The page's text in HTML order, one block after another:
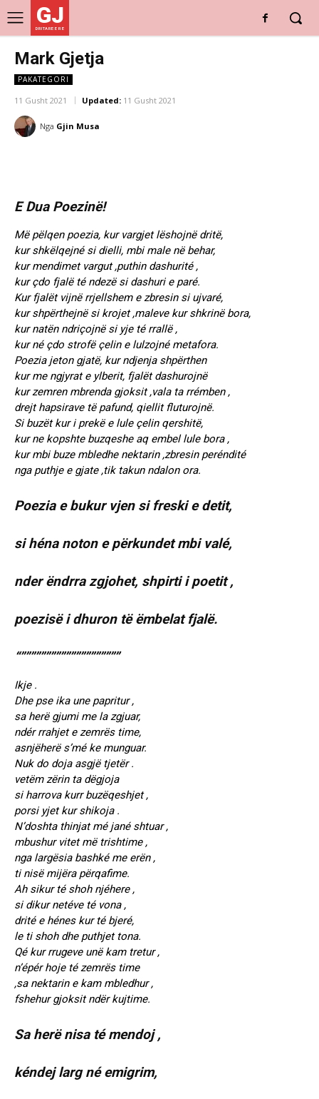
GJ
DRITARE E RE
Mark Gjetja
PAKATEGORI
11 Gusht 2021 Updated: 11 Gusht 2021
Nga Gjin Musa
E Dua Poezinë!
Më pëlqen poezia, kur vargjet lëshojnë dritë,
kur shkëlqejné si dielli, mbi male në behar,
kur mendimet vargut ,puthin dashurité ,
kur çdo fjalë té ndezë si dashuri e paré.
Kur fjalët vijnë rrjellshem e zbresin si ujvaré,
kur shpërthejnë si krojet ,maleve kur shkrinë bora,
kur natën ndriçojnë si yje té rrallë ,
kur né çdo strofë çelin e lulzojné metafora.
Poezia jeton gjatë, kur ndjenja shpërthen
kur me ngjyrat e ylberit, fjalët dashurojnë
kur zemren mbrenda gjoksit ,vala ta rrémben ,
drejt hapsirave të pafund, qiellit fluturojnë.
Si buzët kur i prekë e lule çelin qershitë,
kur ne kopshte buzqeshe aq embel lule bora ,
kur mbi buze mbledhe nektarin ,zbresin peréndité
nga puthje e gjate ,tik takun ndalon ora.
Poezia e bukur vjen si freski e detit,
si héna noton e përkundet mbi valé,
nder ëndrra zgjohet, shpirti i poetit ,
poezisë i dhuron të ëmbelat fjalë.
“””””””””””””””””””””
Ikje .
Dhe pse ika une papritur ,
sa herë gjumi me la zgjuar,
ndér rrahjet e zemrës time,
asnjëherë s’mé ke munguar.
Nuk do doja asgjë tjetër .
vetëm zërin ta dëgjoja
si harrova kurr buzëqeshjet ,
porsi yjet kur shikoja .
N’doshta thinjat mé jané shtuar ,
mbushur vitet më trishtime ,
nga largësia bashké me erën ,
ti nisë mijëra përqafime.
Ah sikur té shoh njéhere ,
si dikur netéve té vona ,
drité e hénes kur té bjeré,
le ti shoh dhe puthjet tona.
Qé kur rrugeve unë kam tretur ,
n’épér hoje té zemrës time
,sa nektarin e kam mbledhur ,
fshehur gjoksit ndër kujtime.
Sa herë nisa té mendoj ,
kéndej larg né emigrim,